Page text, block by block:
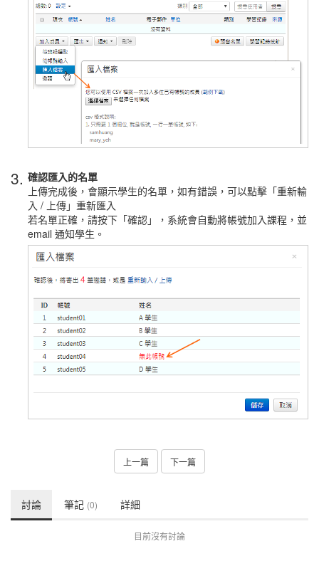
3. 確認匯入的名單
上傳完成後，會顯示學生的名單，如有錯誤，可以點擊「重新輸
入 / 上傳」重新匯入
若名單正確，請按下「確認」，系統會自動將帳號加入課程，並
email 通知學生。
上一篇 下一篇
討論 筆記 (0) 詳細
目前沒有討論